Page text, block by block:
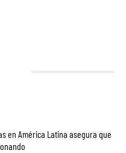
en América Latina asegura que